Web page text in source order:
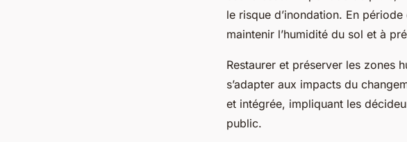
le risque d’inondation. En
maintenir l’humidité du sol et à
Restaurer et préserver les zones
s’adapter aux impacts du
et intégrée, impliquant les
public.